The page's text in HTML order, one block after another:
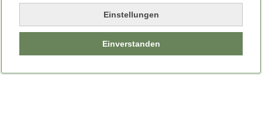
Einstellungen
Einverstanden